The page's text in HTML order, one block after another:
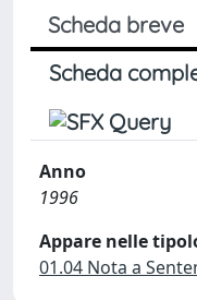
Scheda breve
Scheda
Anno
1996
Appare nelle
01.04 Nota a